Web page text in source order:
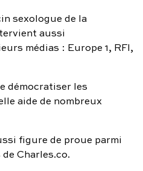
sexologue de la
aussi
médias : Europe 1, RFI,
démocratiser les
aide de nombreux
figure de proue parmi
Charles.co.